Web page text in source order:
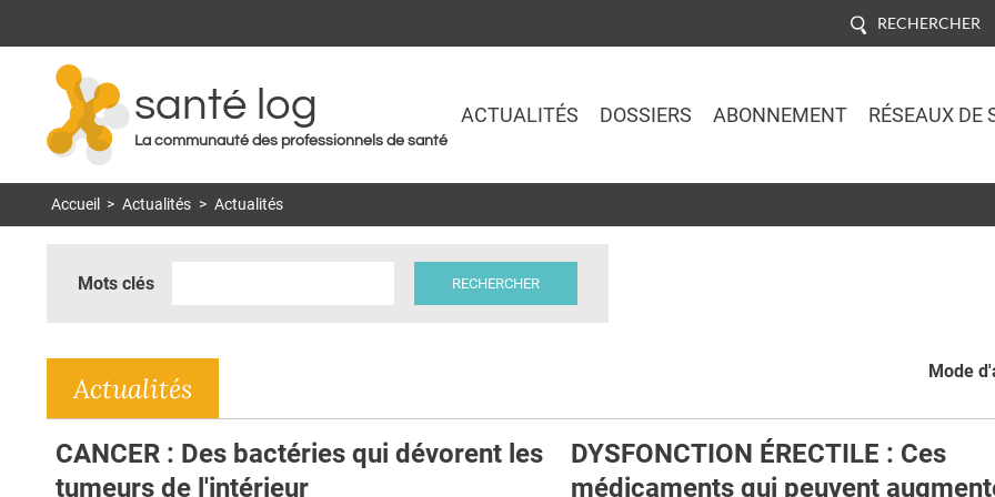
RECHERCHER
santé log
La communauté des professionnels de santé
ACTUALITÉS DOSSIERS ABONNEMENT RÉSEAUX DE
Accueil > Actualités > Actualités
Mots clés
Mode
Actualités
CANCER : Des bactéries qui dévorent les
tumeurs de l'intérieur
DYSFONCTION ÉRECTILE : Ces
médicaments qui peuvent